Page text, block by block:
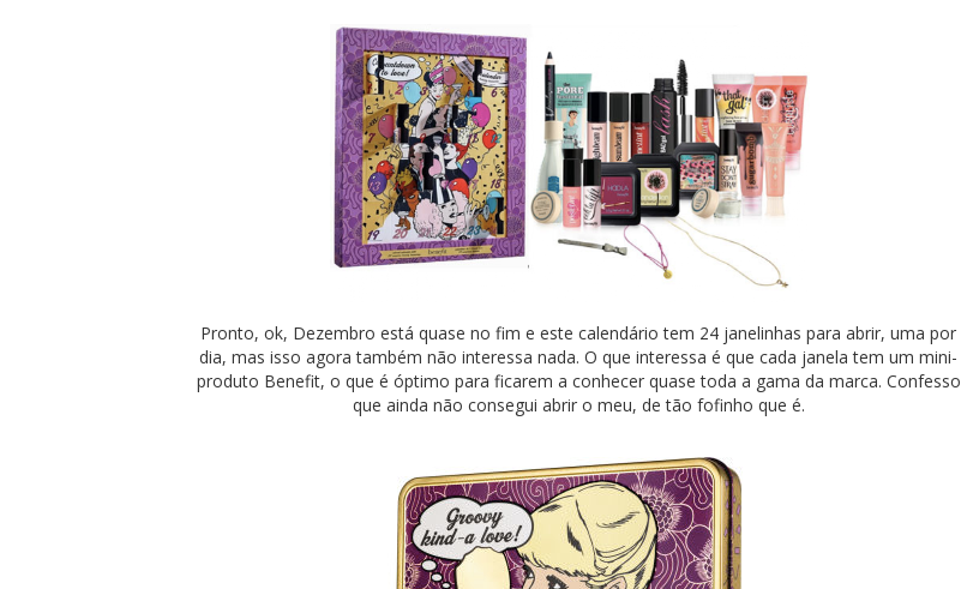
Pronto, ok, Dezembro está quase no fim e este calendário tem 24 janelinhas para abrir, uma por
dia, mas isso agora também não interessa nada. O que interessa é que cada janela tem um mini-
produto Benefit, o que é óptimo para ficarem a conhecer quase toda a gama da marca. Confesso
que ainda não consegui abrir o meu, de tão fofinho que é.